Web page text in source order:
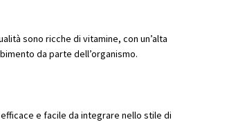
sono ricche di vitamine, con un’alta
da parte dell’organismo.
e facile da integrare nello stile di